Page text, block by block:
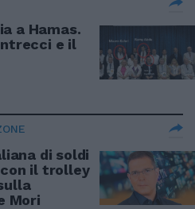
a Hamas.
e il
di soldi
con il trolley
Mori